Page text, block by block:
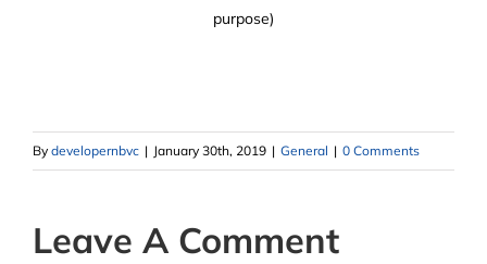
purpose)
By developernbvc | January 30th, 2019 | General | 0 Comments
Leave A Comment